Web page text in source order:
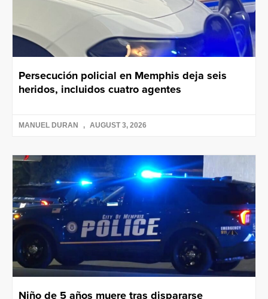
Persecución policial en Memphis deja seis
heridos, incluidos cuatro agentes
MANUEL DURAN AUGUST 3, 2026
Niño de 5 años muere tras dispararse